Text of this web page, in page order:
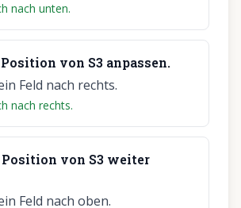
nach unten.
von S3 anpassen.
Feld nach rechts.
nach rechts.
Position von S3 weiter
Feld nach oben.